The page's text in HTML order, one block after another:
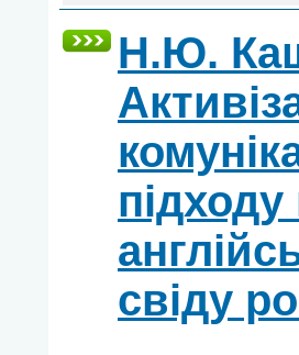
Н.Ю.
свіду